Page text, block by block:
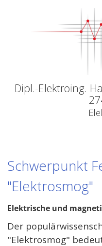
Dipl.-Elektroing.
Schwerpunkt
"Elektrosmog"
Elektrische und
Der
"Elektrosmog"